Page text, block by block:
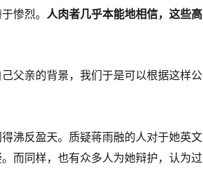
惨烈。 人肉者几乎本能地相信，这些高
父亲的背景，我们于是可以根据这样公
沸反盈天。质疑蒋雨融的人对于她英文
而同样，也有众多人为她辩护，认为过